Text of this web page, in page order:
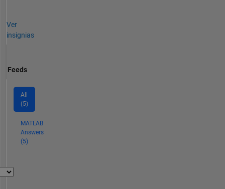
Ver
insignias
Feeds
All
(5)
MATLAB
Answers
(5)